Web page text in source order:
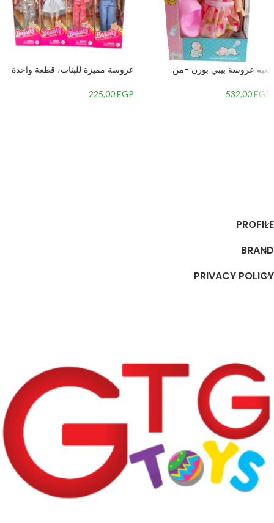
لعبه عروسة بيبي بورن -من
532,00EGP
عروسة مميزة للبنات، قطعة واحدة
225,00EGP
PROFILE
BRAND
PRIVACY POLICY